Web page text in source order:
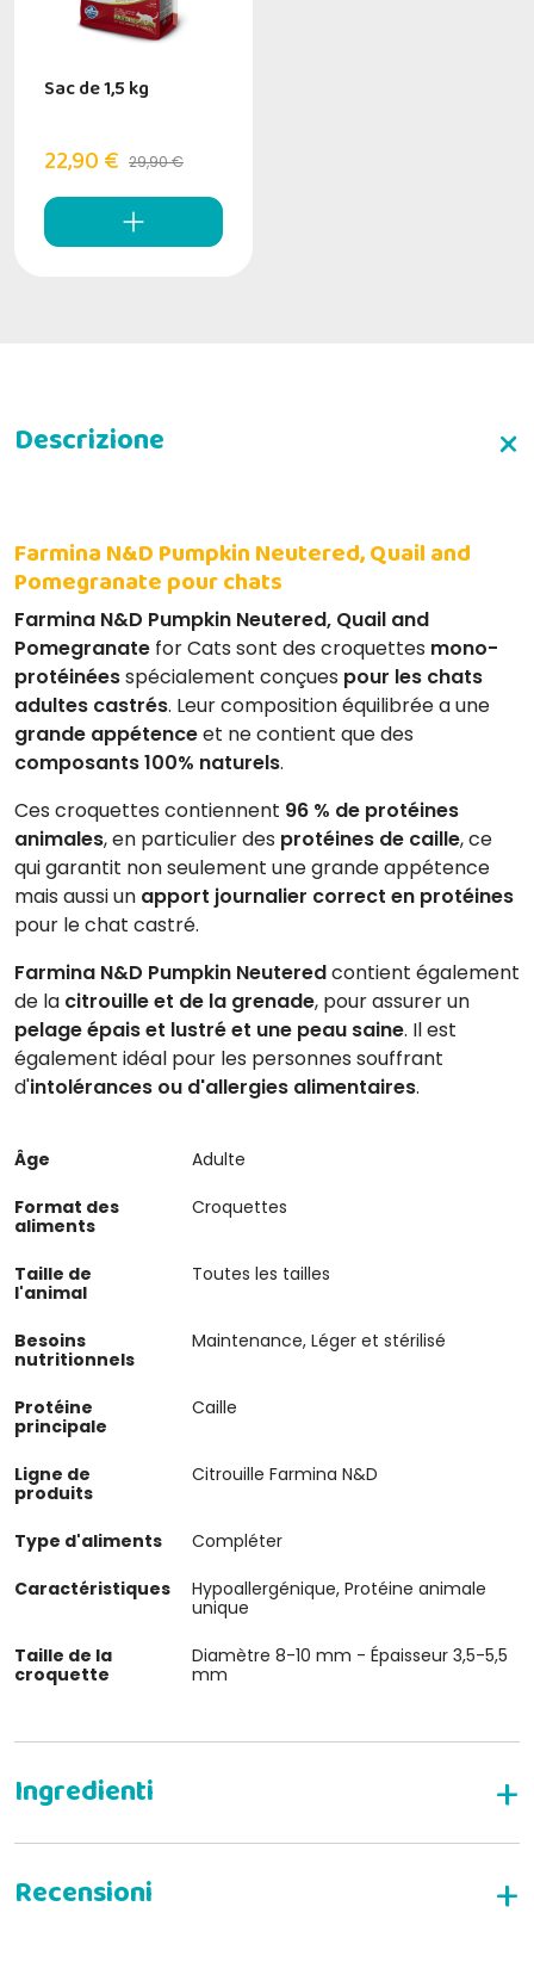
Sac de 1,5 kg
22,90 € 29,90 €
Farmina N&D Pumpkin Neutered, Quail and
Pomegranate pour chats
Farmina N&D Pumpkin Neutered, Quail and
Pomegranate for Cats sont des croquettes mono-
protéinéesspécialement conçues pour les chats
adultes castrés. Leur composition équilibrée a une
grande appétenceet ne contient que des
composants 100% naturels.
Ces croquettes contiennent 96 % de protéines
animales, en particulier des protéines de caille, ce
qui garantit non seulement une grande appétence
mais aussi un apport journalier correct en protéines
pour le chat castré.
Farmina N&D Pumpkin Neuteredcontient également
de la citrouille et de la grenade, pour assurer un
pelage épais et lustré et une peau saine. Il est
également idéal pour les personnes souffrant
d'intolérances ou d'allergies alimentaires.
Âge
Adulte
Format des
aliments
Croquettes
Taille de
l'animal
Toutes les tailles
Besoins
nutritionnels
Maintenance, Léger et stérilisé
Protéine
principale
Caille
Ligne de
produits
Citrouille Farmina N&D
Type d'aliments
Compléter
Caractéristiques
Hypoallergénique, Protéine animale
unique
Taille de la
croquette
Diamètre 8-10 mm - Épaisseur 3,5-5,5
mm
Composition
Caille fraîche (32 %), viande de caille déshydratée (30